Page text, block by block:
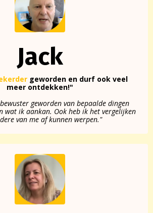
Jack
geworden en durf ook veel
meer ontdekken!"
geworden van bepaalde dingen
wat ik aankan. Ook heb ik het vergelijken
van me af kunnen werpen."